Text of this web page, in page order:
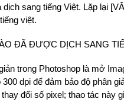
dịch sang tiếng Việt. Lặp lại
việt.
ĐÃ ĐƯỢC DỊCH SANG
trong Photoshop là mở
dpi để đảm bảo độ phân
đổi số pixel; thao tác này